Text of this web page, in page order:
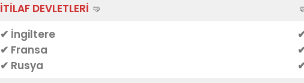
İTİLAF DEVLETLERİ 🤜
✔ İngiltere
✔ Fransa
✔ Rusya